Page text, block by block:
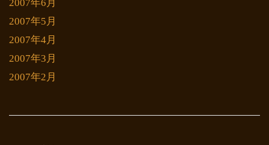
2007年6月
2007年5月
2007年4月
2007年3月
2007年2月